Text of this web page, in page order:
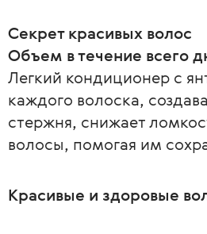
Секрет красивых волос
Объем в течение всего
Легкий кондиционер с
каждого волоска,
стержня, снижает
волосы, помогая им
Красивые и здоровые